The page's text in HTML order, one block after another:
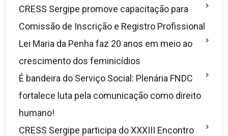
CRESS Sergipe promove capacitação para
Comissão de Inscrição e Registro Profissional
Lei Maria da Penha faz 20 anos em meio ao
crescimento dos feminicídios
É bandeira do Serviço Social: Plenária FNDC
fortalece luta pela comunicação como direito
humano!
CRESS Sergipe participa do XXXIII Encontro